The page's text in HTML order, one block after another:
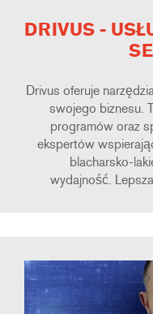
DRIVUS -
Drivus oferuje
swojego biznesu.
programów oraz
ekspertów
blacharsko-
wydajność.